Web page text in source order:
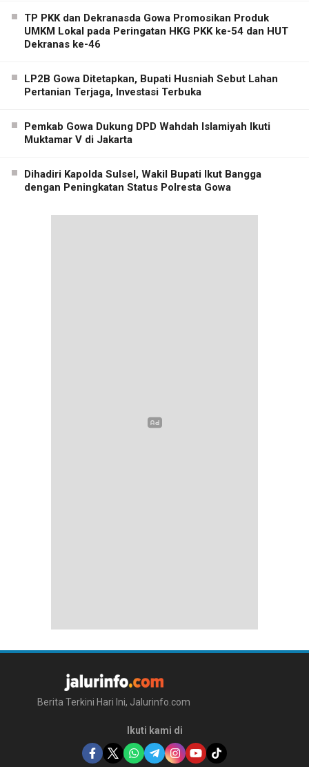
TP PKK dan Dekranasda Gowa Promosikan Produk
UMKM Lokal pada Peringatan HKG PKK ke-54 dan HUT
Dekranas ke-46
LP2B Gowa Ditetapkan, Bupati Husniah Sebut Lahan
Pertanian Terjaga, Investasi Terbuka
Pemkab Gowa Dukung DPD Wahdah Islamiyah Ikuti
Muktamar V di Jakarta
Dihadiri Kapolda Sulsel, Wakil Bupati Ikut Bangga
dengan Peningkatan Status Polresta Gowa
Berita Terkini Hari Ini, Jalurinfo.com
Ikuti kami di